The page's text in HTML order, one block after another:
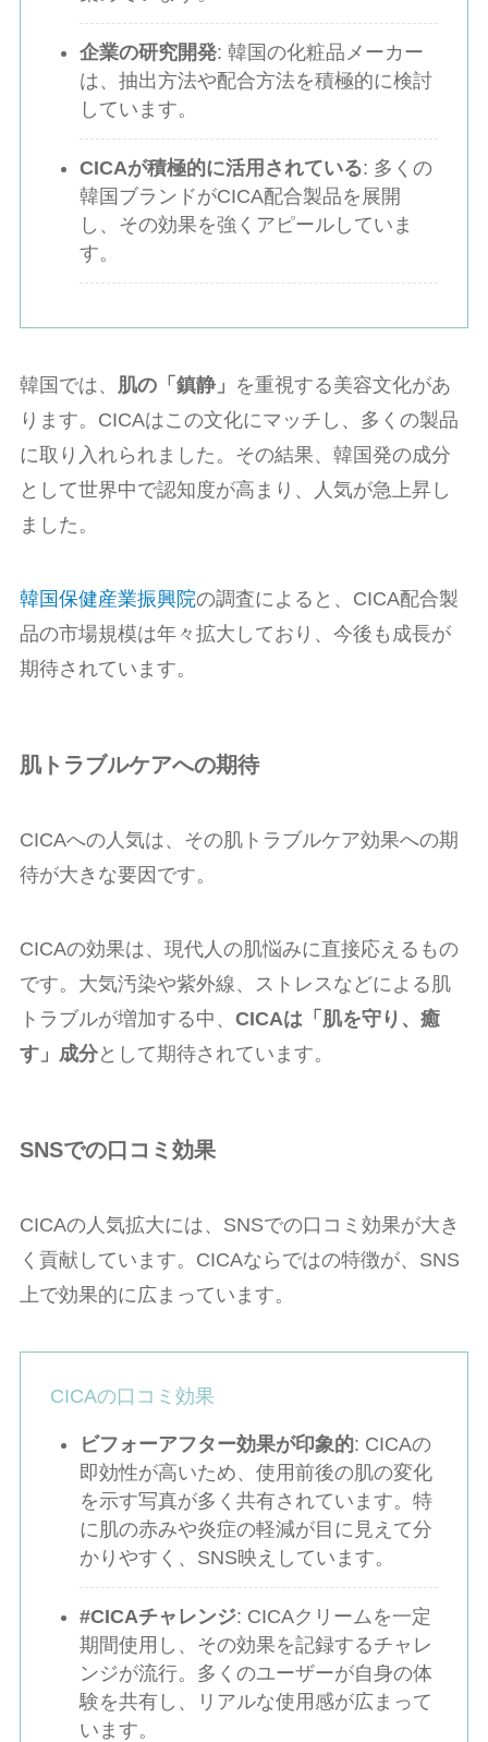
企業の研究開発: 韓国の化粧品メーカー
は、抽出方法や配合方法を積極的に検討
しています。
CICAが積極的に活用されている: 多くの
韓国ブランドがCICA配合製品を展開
し、その効果を強くアピールしていま
す。
韓国では、 肌の「鎮静」 を重視する美容文化があ
ります。CICAはこの文化にマッチし、多くの製品
に取り入れられました。その結果、韓国発の成分
として世界中で認知度が高まり、人気が急上昇し
ました。
韓国保健産業振興院の調査によると、CICA配合製
品の市場規模は年々拡大しており、今後も成長が
期待されています。
肌トラブルケアへの期待
CICAへの人気は、その肌トラブルケア効果への期
待が大きな要因です。
CICAの効果は、現代人の肌悩みに直接応えるもの
です。大気汚染や紫外線、ストレスなどによる肌
トラブルが増加する中、 CICAは「肌を守り、癒
す」成分として期待されています。
SNSでの口コミ効果
CICAの人気拡大には、SNSでの口コミ効果が大き
く貢献しています。CICAならではの特徴が、SNS
上で効果的に広まっています。
CICAの口コミ効果
ビフォーアフター効果が印象的: CICAの
即効性が高いため、使用前後の肌の変化
を示す写真が多く共有されています。特
に肌の赤みや炎症の軽減が目に見えて分
かりやすく、SNS映えしています。
#CICAチャレンジ: CICAクリームを一定
期間使用し、その効果を記録するチャレ
ンジが流行。多くのユーザーが自身の体
験を共有し、リアルな使用感が広まって
います。